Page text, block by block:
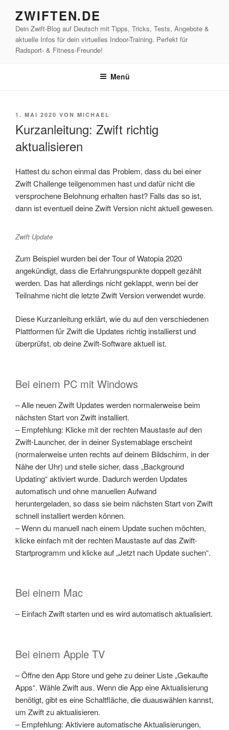
Inhalt
springen
ZWIFTEN.DE
Dein Zwift-Blog auf Deutsch mit Tipps, Tricks, Tests, Angebote &
aktuelle Infos für dein virtuelles Indoor-Training. Perfekt für
Radsport- & Fitness-Freunde!
Menü
VERÖFFENTLICHT
1. MAI 2020 VON MICHAEL
Kurzanleitung: Zwift richtig
aktualisieren
Hattest du schon einmal das Problem, dass du bei einer
Zwift Challenge teilgenommen hast und dafür nicht die
versprochene Belohnung erhalten hast? Falls das so ist,
dann ist eventuell deine Zwift Version nicht aktuell gewesen.
Zwift Update
Zum Beispiel wurden bei der Tour of Watopia 2020
angekündigt, dass die Erfahrungspunkte doppelt gezählt
werden. Das hat allerdings nicht geklappt, wenn bei der
Teilnahme nicht die letzte Zwift Version verwendet wurde.
Diese Kurzanleitung erklärt, wie du auf den verschiedenen
Plattformen für Zwift die Updates richtig installierst und
überprüfst, ob deine Zwift-Software aktuell ist.
Bei einem PC mit Windows
– Alle neuen Zwift Updates werden normalerweise beim
nächsten Start von Zwift installiert.
– Empfehlung: Klicke mit der rechten Maustaste auf den
Zwift-Launcher, der in deiner Systemablage erscheint
(normalerweise unten rechts auf deinem Bildschirm, in der
Nähe der Uhr) und stelle sicher, dass „Background
Updating“ aktiviert wurde. Dadurch werden Updates
automatisch und ohne manuellen Aufwand
heruntergeladen, so dass sie beim nächsten Start von Zwift
schnell installiert werden können.
– Wenn du manuell nach einem Update suchen möchten,
klicke einfach mit der rechten Maustaste auf das Zwift-
Startprogramm und klicke auf „Jetzt nach Update suchen“.
Bei einem Mac
– Einfach Zwift starten und es wird automatisch aktualisiert.
Bei einem Apple TV
– Öffne den App Store und gehe zu deiner Liste „Gekaufte
Apps“. Wähle Zwift aus. Wenn die App eine Aktualisierung
benötigt, gibt es eine Schaltfläche, die duauswählen kannst,
um Zwift zu aktualisieren.
– Empfehlung: Aktiviere automatische Aktualisierungen,